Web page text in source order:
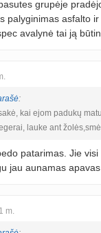
grupėje
palyginimas asfalto
avalynė tai ją
:
kai ejom padukų
lauke ant
patarimas. Jie
jau aunamas
m.